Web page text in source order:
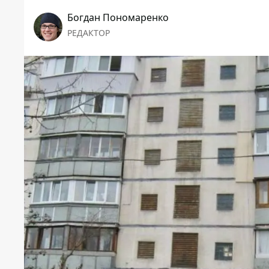
Богдан Пономаренко
РЕДАКТОР